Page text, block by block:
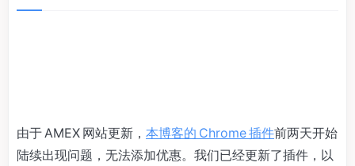
由于 AMEX 网站更新， 本博客的 Chrome 插件前两天开始
陆续出现问题，无法添加优惠。我们已经更新了插件，以